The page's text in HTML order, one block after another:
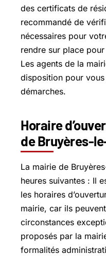
des certificats de
recommandé de
nécessaires pour
rendre sur place
Les agents de la
disposition pour
démarches.
Horaire
de Bruyères-
La mairie de
heures suivantes : Il
les horaires
mairie, car ils
circonstances
proposés par la
formalités